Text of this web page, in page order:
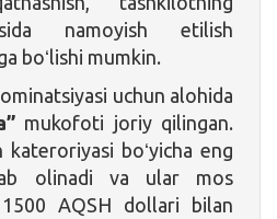
namoyish etilish
boʻlishi mumkin.
uchun alohida
mukofoti joriy qilingan.
boʻyicha eng
olinadi va ular mos
AQSH dollari bilan